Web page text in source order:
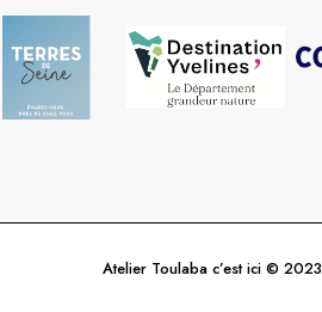
Atelier Toulaba c’est ici © 2023